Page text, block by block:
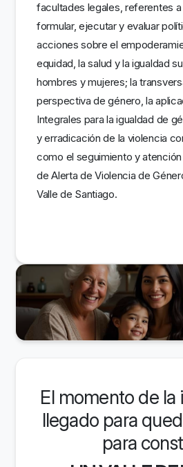
facultades legales, referentes
formular, ejecutar y evaluar
acciones sobre el
equidad, la salud y la igualdad
hombres y mujeres; la
perspectiva de género, la
Integrales para la igualdad de
y erradicación de la violencia
como el seguimiento y
de Alerta de Violencia de
Valle de Santiago.
El momento de la
llegado para
para